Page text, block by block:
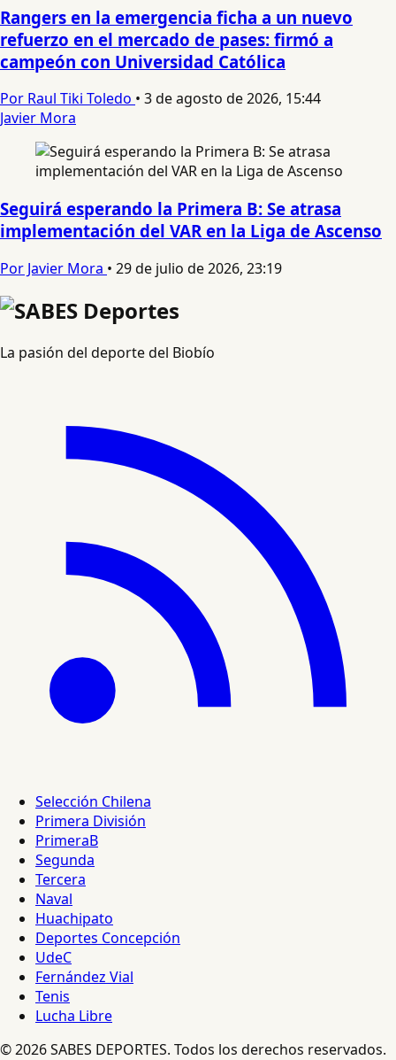
Rangers en la emergencia ficha a un nuevo
refuerzo en el mercado de pases: firmó a
campeón con Universidad Católica
Por Raul Tiki Toledo • 3 de agosto de 2026, 15:44
Javier Mora
Seguirá esperando la Primera B: Se atrasa
implementación del VAR en la Liga de Ascenso
Por Javier Mora • 29 de julio de 2026, 23:19
La pasión del deporte del Biobío
Selección Chilena
Primera División
PrimeraB
Segunda
Tercera
Naval
Huachipato
Deportes Concepción
UdeC
Fernández Vial
Tenis
Lucha Libre
© 2026 SABES DEPORTES. Todos los derechos reservados.